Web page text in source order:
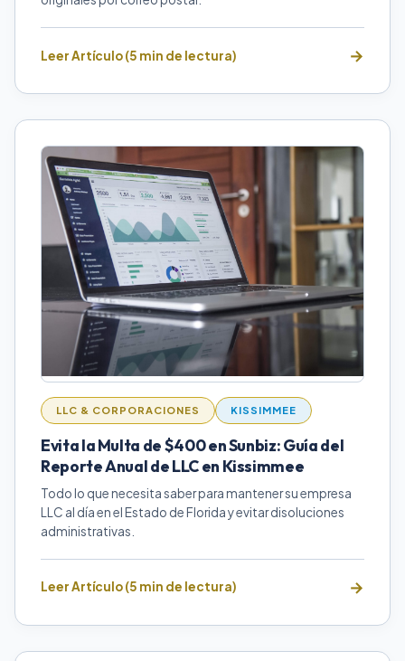
Leer Artículo (5 min de lectura)
LLC & CORPORACIONES KISSIMMEE
Evita la Multa de $400 en Sunbiz: Guía del
Reporte Anual de LLC en Kissimmee
Todo lo que necesita saber para mantener su empresa
LLC al día en el Estado de Florida y evitar disoluciones
administrativas.
Leer Artículo (5 min de lectura)